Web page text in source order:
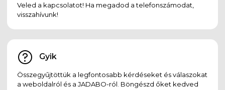
Veled a kapcsolatot! Ha megadod a telefonszámodat,
visszahívunk!
Gyik
Összegyűjtöttük a legfontosabb kérdéseket és válaszokat
a weboldalról és a JADABO-ról. Böngészd őket kedved